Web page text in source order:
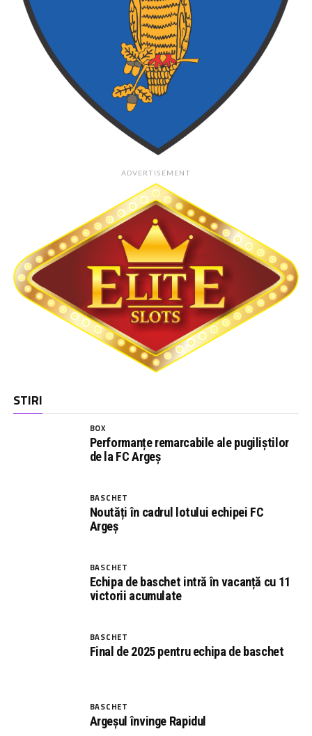
ADVERTISEMENT
STIRI
BOX
Performanțe remarcabile ale pugiliștilor
de la FC Argeș
BASCHET
Noutăți în cadrul lotului echipei FC
Argeș
BASCHET
Echipa de baschet intră în vacanță cu 11
victorii acumulate
BASCHET
Final de 2025 pentru echipa de baschet
BASCHET
Argeșul învinge Rapidul